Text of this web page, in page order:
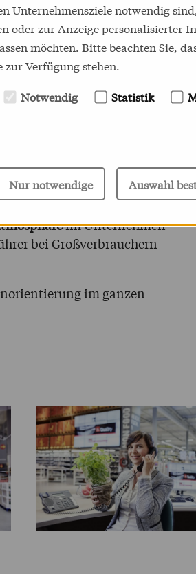
im Unternehmen
bei Großverbrauchern
im ganzen
Unternehmensziele notwendig
zur Anzeige personalisierter
möchten. Bitte beachten Sie,
Verfügung stehen.
Notwendig
Statistik
Nur notwendige Auswahl